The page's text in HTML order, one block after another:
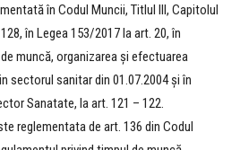
în Codul Muncii, Titlul III, Capitolul
în Legea 153/2017 la art. 20, în
muncă, organizarea şi efectuarea
sectorul sanitar din 01.07.2004 și în
Sanatate, la art. 121 – 122.
reglementata de art. 136 din Codul